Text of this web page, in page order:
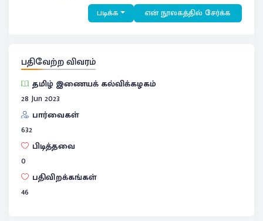
படிக்க என் நூலகத்தில் சேர்க்க
பதிவேற்ற விவரம்
தமிழ் இணையக் கல்விக்கழகம்
28 Jun 2023
பார்வைகள்
632
பிடித்தவை
0
பதிவிறக்கங்கள்
46